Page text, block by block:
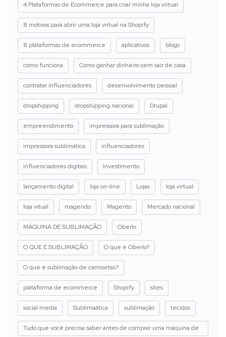
4 Plataformas de Ecommerce para criar minha loja virtual
8 motivos para abrir uma loja virtual na Shopify
8 plataformas de ecommerce aplicativos blogs
como funciona Como ganhar dinheiro sem sair de casa
contratar influenciadores desenvolvimento pessoal
dropshipping dropshipping nacional Drupal
empreendimento impressora para sublimação
impressora sublimática influenciadores
influenciadores digitais Investimento
lançamento digital loja on-line Lojas loja virtual
loja vitual magendo Magento Mercado nacional
MÁQUINA DE SUBLIMAÇÃO Oberlo
O QUE É SUBLIMAÇÃO O que é Oberlo?
O que é sublimação de camisetas?
plataforma de ecommerce Shopify sites
social media Sublimaática sublimação tecidos
Tudo que você precisa saber antes de comprar uma máquina de